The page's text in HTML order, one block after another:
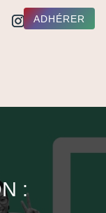
ADHÉRER
: